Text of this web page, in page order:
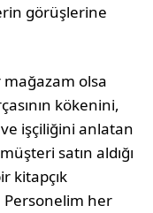
görüşlerine
olsa
kökenini,
ve işçiliğini anlatan
satın aldığı
kitapçık
Personelim her